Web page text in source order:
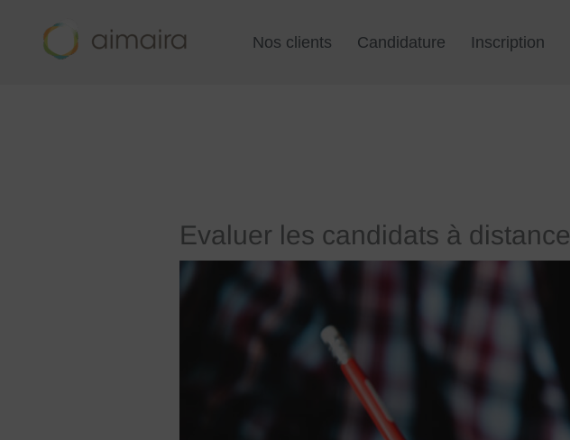
contenu
Nos clients Candidature Inscription
Evaluer les candidats à distance